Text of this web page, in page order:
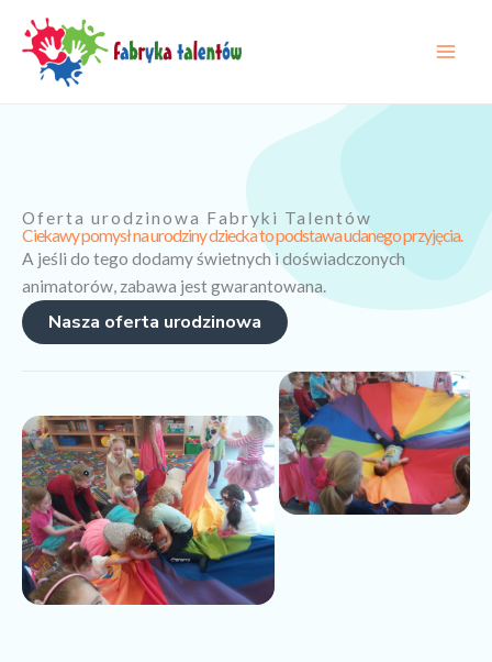
treści
treści
Oferta urodzinowa Fabryki Talentów
Ciekawy pomysł na urodziny dziecka to podstawa udanego przyjęcia.
A jeśli do tego dodamy świetnych i doświadczonych
animatorów, zabawa jest gwarantowana.
Nasza oferta urodzinowa